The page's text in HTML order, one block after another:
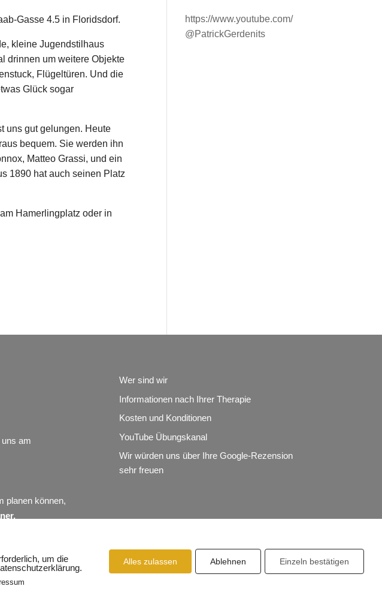
Gasse 4.5 in Floridsdorf.
kleine Jugendstilhaus
drinnen um weitere Objekte
Flügeltüren. Und die
Glück sogar
uns gut gelungen. Heute
bequem. Sie werden ihn
Matteo Grassi, und ein
1890 hat auch seinen Platz
Hamerlingplatz oder in
https://www.youtube.com/
@PatrickGerdenits
am
planen können,
.
Wer sind wir
Informationen nach Ihrer Therapie
Kosten und Konditionen
YouTube Übungskanal
Wir würden uns über Ihre Google-Rezension
sehr freuen
um die
Alles zulassen Ablehnen Einzeln bestätigen